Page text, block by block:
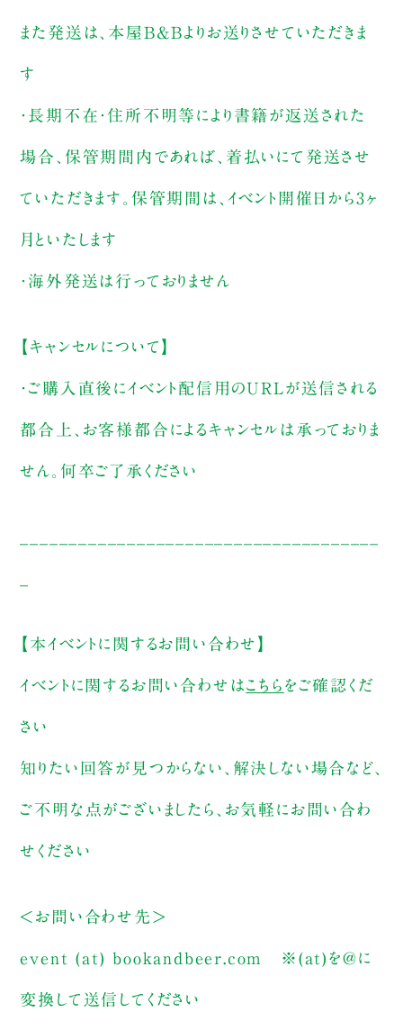
また発送は、本屋B&Bよりお送りさせていただきま
す
・長期不在・住所不明等により書籍が返送された
場合、保管期間内であれば、着払いにて発送させ
ていただきます。保管期間は、イベント開催日から3ヶ
月といたします
・海外発送は行っておりません
【キャンセルについて】
・ご購入直後にイベント配信用のURLが送信される
都合上、お客様都合によるキャンセルは承っておりま
せん。何卒ご了承ください
【本イベントに関するお問い合わせ】
イベントに関するお問い合わせはこちら をご確認くだ
さい
知りたい回答が見つからない、解決しない場合など、
ご不明な点がございましたら、お気軽にお問い合わ
せください
＜お問い合わせ先＞
event (at) bookandbeer.com ※(at)を@に
変換して送信してください